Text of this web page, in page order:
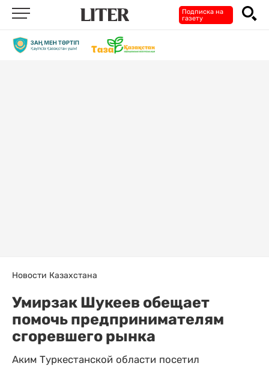
Подписка на
газету
Новости Казахстана
Умирзак Шукеев обещает
помочь предпринимателям
сгоревшего рынка
Аким Туркестанской области посетил